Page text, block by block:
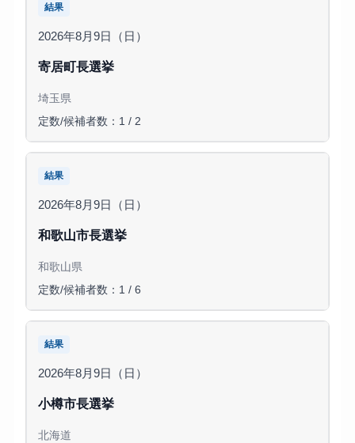
結果
2026年8月9日（日）
寄居町長選挙
埼玉県
定数/候補者数：1 / 2
結果
2026年8月9日（日）
和歌山市長選挙
和歌山県
定数/候補者数：1 / 6
結果
2026年8月9日（日）
小樽市長選挙
北海道